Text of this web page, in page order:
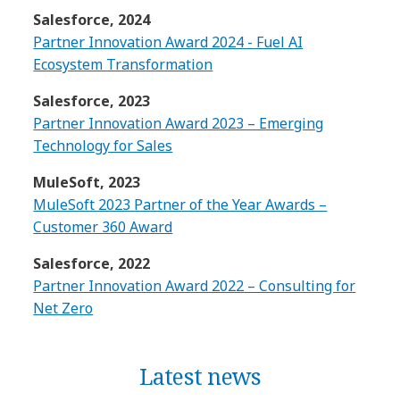
Salesforce, 2024
Partner Innovation Award 2024 - Fuel AI
Ecosystem Transformation
Salesforce, 2023
Partner Innovation Award 2023 – Emerging
Technology for Sales
MuleSoft, 2023
MuleSoft 2023 Partner of the Year Awards –
Customer 360 Award
Salesforce, 2022
Partner Innovation Award 2022 – Consulting for
Net Zero
Latest news